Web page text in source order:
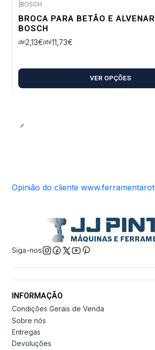
BOSCH
BROCA PARA BETÃO E
BOSCH
de2,13€até11,73€
VER OPÇÕES
Opinião do cliente
Siga-nos
INFORMAÇÃO
Condições Gerais de Venda
Sobre nós
Entregas
Devoluções